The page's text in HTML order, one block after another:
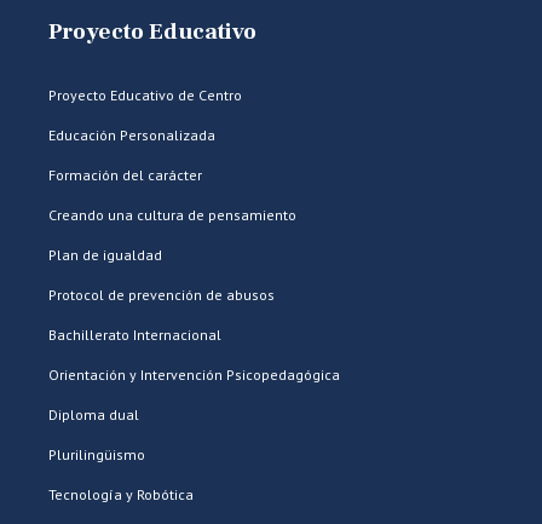
Proyecto Educativo
Proyecto Educativo de Centro
Educación Personalizada
Formación del carácter
Creando una cultura de pensamiento
Plan de igualdad
Protocol de prevención de abusos
Bachillerato Internacional
Orientación y Intervención Psicopedagógica
Diploma dual
Plurilingüismo
Tecnología y Robótica